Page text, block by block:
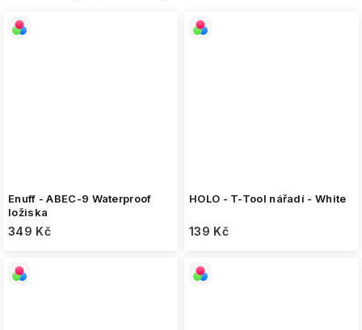
Enuff - ABEC-9 Waterproof
ložiska
349 Kč
HOLO - T-Tool nářadí - White
139 Kč